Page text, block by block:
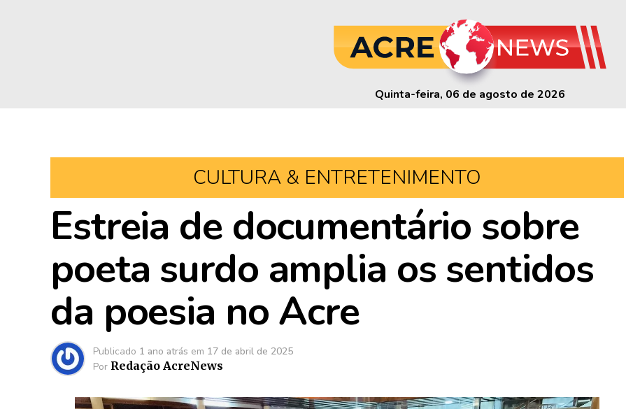
Quinta-feira, 06 de agosto de 2026
CULTURA & ENTRETENIMENTO
Estreia de documentário sobre
poeta surdo amplia os sentidos
da poesia no Acre
Publicado 1 ano atrás em 17 de abril de 2025
Por Redação AcreNews